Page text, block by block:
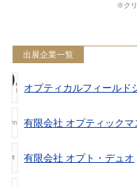
※クリ
出展企業一覧
オプティカルフィールド
有限会社 オプティックマ
有限会社 オプト・デュオ